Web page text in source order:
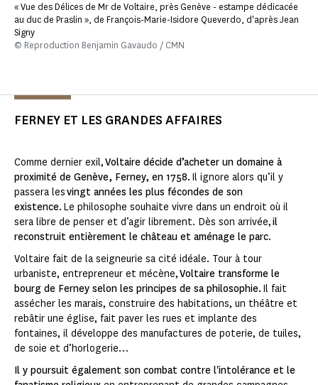
« Vue des Délices de Mr de Voltaire, près Genève - estampe dédicacée
au duc de Praslin », de François-Marie-Isidore Queverdo, d'après Jean
Signy
© Reproduction Benjamin Gavaudo / CMN
FERNEY ET LES GRANDES AFFAIRES
Comme dernier exil,Voltaire décide d’acheter un domaine à
proximité de Genève, Ferney, en 1758. Il ignore alors qu’il y
passera lesvingt années les plus fécondes de son
existence. Le philosophe souhaite vivre dans un endroit où il
sera libre de penser et d’agir librement. Dès son arrivée,il
reconstruit entièrement le château et aménage le parc.
Voltaire fait de la seigneurie sa cité idéale. Tour à tour
urbaniste, entrepreneur et mécène,Voltaire transforme le
bourg de Ferney selon les principes de sa philosophie. Il fait
assécher les marais, construire des habitations, un théâtre et
rebâtir une église, fait paver les rues et implante des
fontaines, il développe des manufactures de poterie, de tuiles,
de soie et d’horlogerie…
Il y poursuit également son combat contre l'intolérance et le